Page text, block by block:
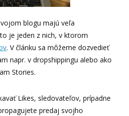
blogu majú veľa
je jeden z nich, v ktorom
. V článku sa môžeme dozvedieť
napr. v dropshippingu alebo ako
Stories.
Likes, sledovateľov, prípadne
predaj svojho